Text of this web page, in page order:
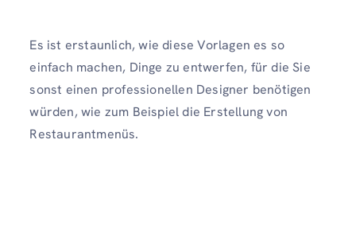
Es ist erstaunlich, wie diese Vorlagen es so
einfach machen, Dinge zu entwerfen, für die Sie
sonst einen professionellen Designer benötigen
würden, wie zum Beispiel die Erstellung von
Restaurantmenüs.